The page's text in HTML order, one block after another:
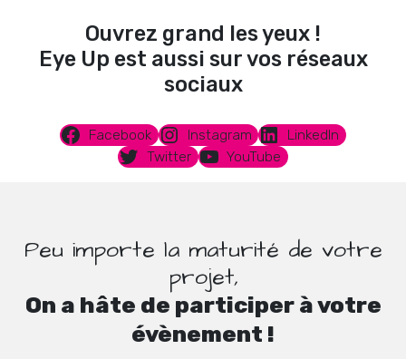
Ouvrez grand les yeux !
Eye Up est aussi sur vos réseaux
sociaux
Facebook Instagram
LinkedIn
Twitter
YouTube
Peu importe la maturité de votre
projet,
On a hâte de participer à votre
évènement !